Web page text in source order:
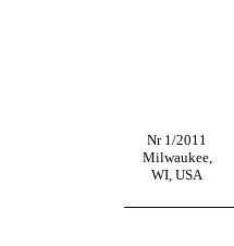
Nr 1/2011
Milwaukee,
WI, USA